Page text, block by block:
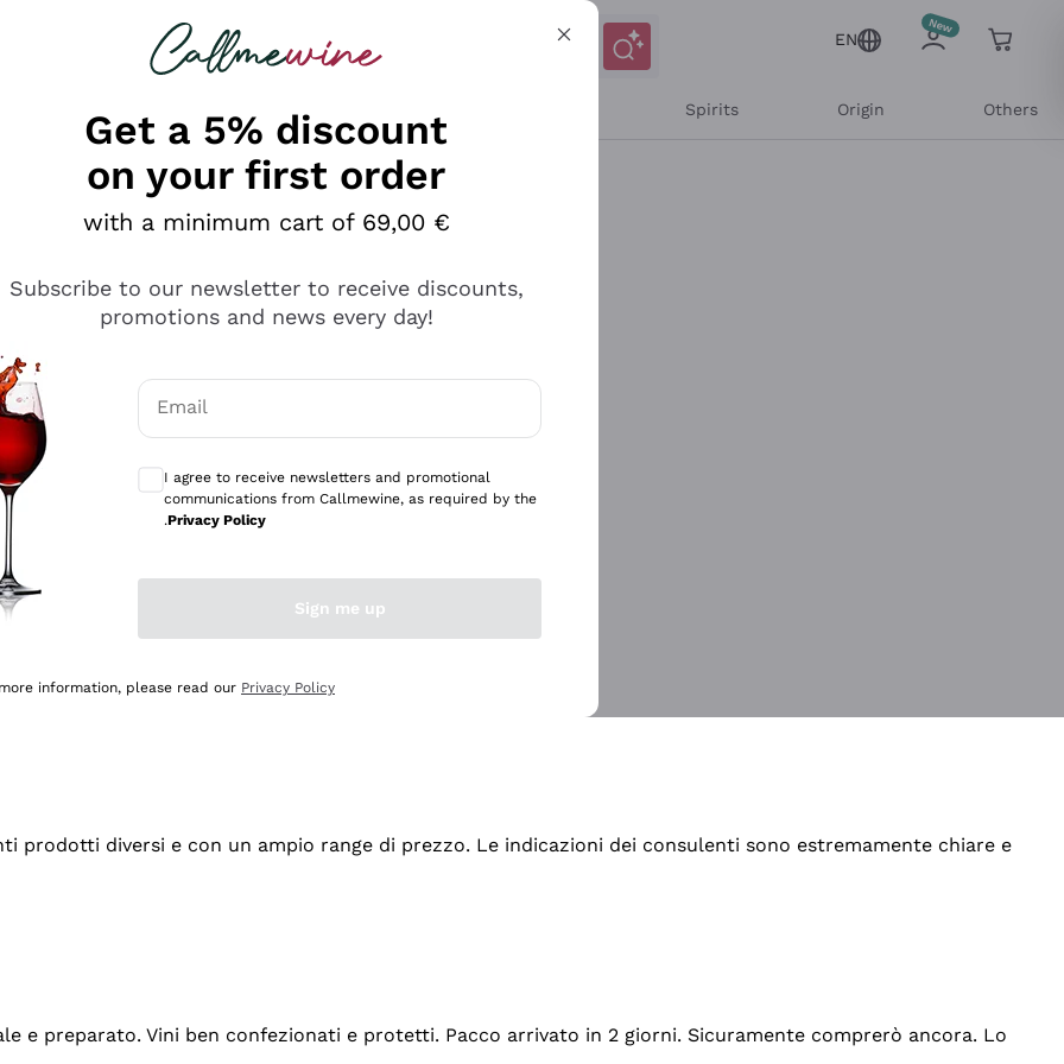
looking for
EN
Spirits Origin Others
professionalità
diversi e con un ampio range di prezzo. Le indicazioni dei consulenti sono estremamente chiare e
e preparato. Vini ben confezionati e protetti. Pacco arrivato in 2 giorni. Sicuramente comprerò ancora. Lo
Get a 5% discount
on your first order
with a minimum cart of 69,00 €
Subscribe to our newsletter to receive discounts,
promotions and news every day!
Email
I agree to receive newsletters and promotional
communications from Callmewine, as required by the
.Privacy Policy
Sign me up
information, please read our Privacy Policy